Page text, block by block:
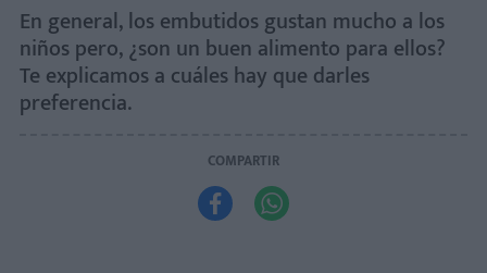
En general, los embutidos gustan mucho a los
niños pero, ¿son un buen alimento para ellos?
Te explicamos a cuáles hay que darles
preferencia.
COMPARTIR
 